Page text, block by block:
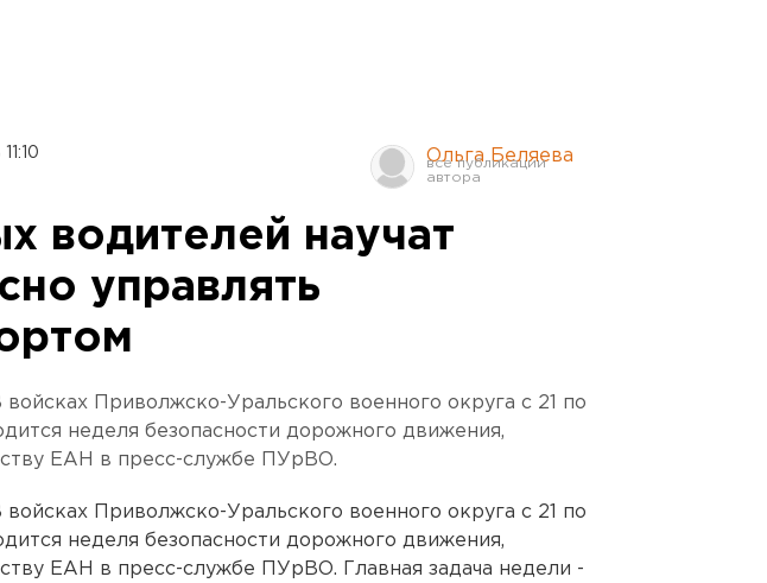
Ольга Беляева
водителей научат
управлять
войсках Приволжско-Уральского военного округа с 21 по
неделя безопасности дорожного движения,
ЕАН в пресс-службе ПУрВО.
войсках Приволжско-Уральского военного округа с 21 по
неделя безопасности дорожного движения,
ЕАН в пресс-службе ПУрВО. Главная задача недели -